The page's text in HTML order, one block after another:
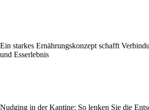
Ein starkes Ernährungskonzept schafft
und Esserlebnis
Nudging in der Kantine: So lenken Sie die